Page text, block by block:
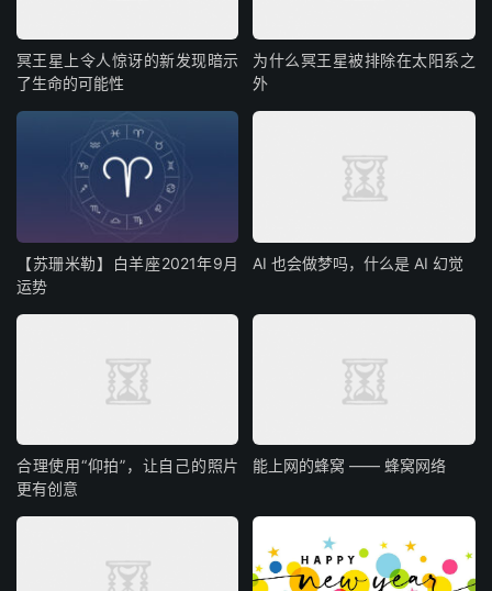
冥王星上令人惊讶的新发现暗示
了生命的可能性
为什么冥王星被排除在太阳系之
外
【苏珊米勒】白羊座2021年9月
运势
AI 也会做梦吗，什么是 AI 幻觉
合理使用“仰拍”，让自己的照片
更有创意
能上网的蜂窝 —— 蜂窝网络